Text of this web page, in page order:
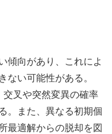
傾向があり、これによ
ない可能性がある。
交叉や突然変異の確率
。また、異なる初期個
最適解からの脱却を図